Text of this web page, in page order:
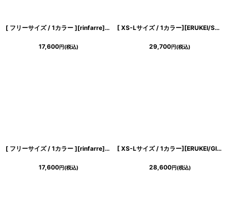
[ フリーサイズ / 1カラー ][rinfarre]花柄・アート・カラフル・鮮やか・Vネック・カシュクール・七分袖・マキシ・ロングドレス・ラップ・ワンピース[奈月セナ着用][送料無料]
17,600円(税込)
[ XS-Lサイズ / 1カラー][ERUKEI/SETTAN]オーガンジー・リーフ柄・プリント・オフショルダー・Vネック・コルセット・Aライン・フレア・ロングドレス[送料無料]
29,700円(税込)
[ フリーサイズ / 1カラー ][rinfarre]ノースリーブ・Vネック・プリント・カシュクール・マキシ・ロングドレス・ワンピース[奈月セナ着用][送料無料]
17,600円(税込)
[ XS-Lサイズ / 1カラー][ERUKEI/GINZA COUTURE]シンプル・総レース・パール・ノースリーブ・インナーミニ・Aライン・ロングドレス[送料無料]
28,600円(税込)